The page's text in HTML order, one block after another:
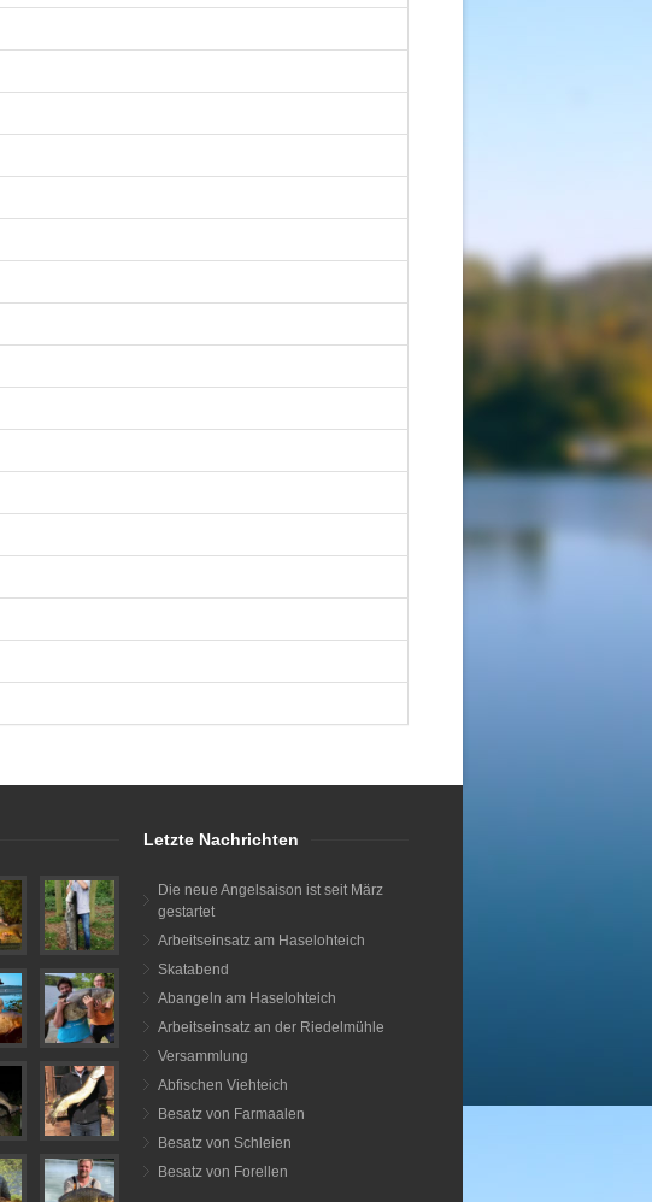
Letzte Nachrichten
Die neue Angelsaison ist seit März
gestartet
Arbeitseinsatz am Haselohteich
Skatabend
Abangeln am Haselohteich
Arbeitseinsatz an der Riedelmühle
Versammlung
Abfischen Viehteich
Besatz von Farmaalen
Besatz von Schleien
Besatz von Forellen